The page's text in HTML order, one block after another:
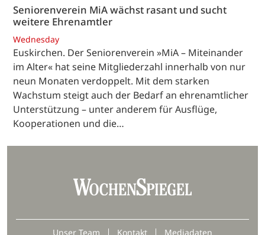
Seniorenverein MiA wächst rasant und sucht
weitere Ehrenamtler
Wednesday
Euskirchen. Der Seniorenverein »MiA – Miteinander
im Alter« hat seine Mitgliederzahl innerhalb von nur
neun Monaten verdoppelt. Mit dem starken
Wachstum steigt auch der Bedarf an ehrenamtlicher
Unterstützung – unter anderem für Ausflüge,
Kooperationen und die…
Unser Team Kontakt Mediadaten